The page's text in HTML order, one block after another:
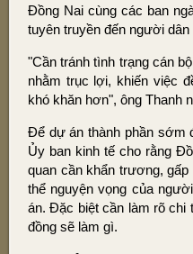
Đồng Nai cùng các ban
tuyên truyền đến người dân
"Cần tránh tình trạng cán
nhằm trục lợi, khiến việc
khó khăn hơn", ông Thanh
Để dự án thành phần sớm
Ủy ban kinh tế cho rằng
quan cần khẩn trương,
thể nguyện vọng của
án. Đặc biệt cần làm rõ chi
đồng sẽ làm gì.